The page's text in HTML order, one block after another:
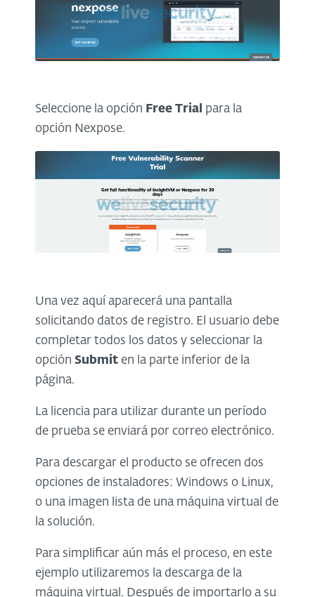
Seleccione la opción Free Trial para la
opción Nexpose.
Una vez aquí aparecerá una pantalla
solicitando datos de registro. El usuario debe
completar todos los datos y seleccionar la
opción Submit en la parte inferior de la
página.
La licencia para utilizar durante un período
de prueba se enviará por correo electrónico.
Para descargar el producto se ofrecen dos
opciones de instaladores: Windows o Linux,
o una imagen lista de una máquina virtual de
la solución.
Para simplificar aún más el proceso, en este
ejemplo utilizaremos la descarga de la
máquina virtual. Después de importarlo a su